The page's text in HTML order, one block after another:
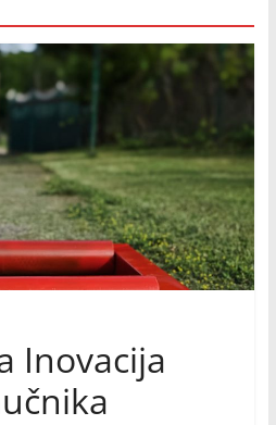
Inovacija